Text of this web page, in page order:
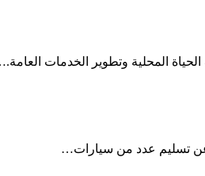
⁢عن تسليم عدد من سيارات…